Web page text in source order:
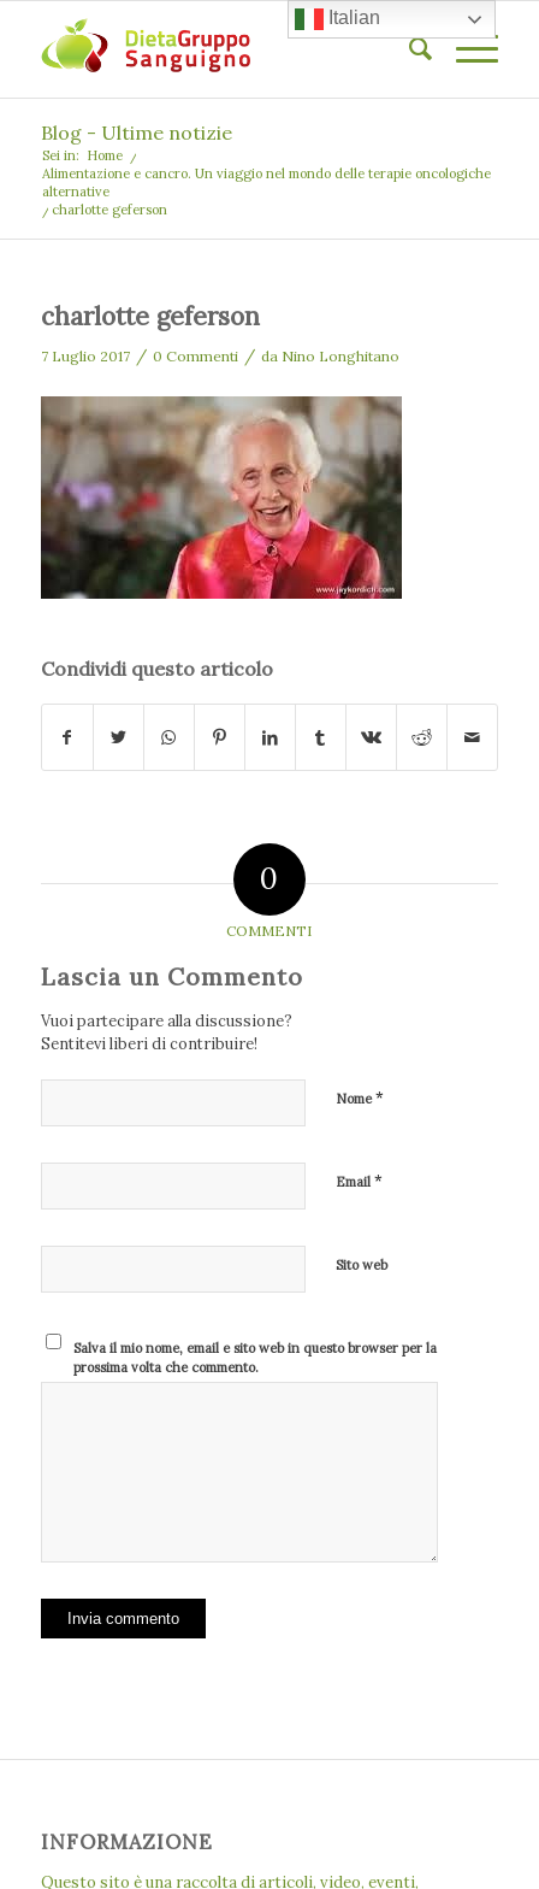
Blog - Ultime notizie
Sei in: Home
/
Alimentazione e cancro. Un viaggio nel mondo delle terapie oncologiche
alternative
/ charlotte geferson
charlotte geferson
7 Luglio 2017 / 0 Commenti / da Nino Longhitano
Condividi questo articolo
0
COMMENTI
Lascia un Commento
Vuoi partecipare alla discussione?
Sentitevi liberi di contribuire!
Nome*
Email *
Sito web
Salva il mio nome, email e sito web in questo browser per la
prossima volta che commento.
INFORMAZIONE
Questo sito è una raccolta di articoli, video, eventi,
Italian